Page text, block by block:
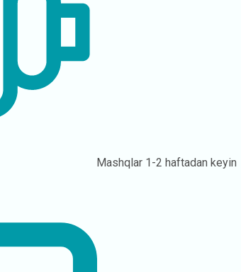
Mashqlar 1-2 haftadan keyin